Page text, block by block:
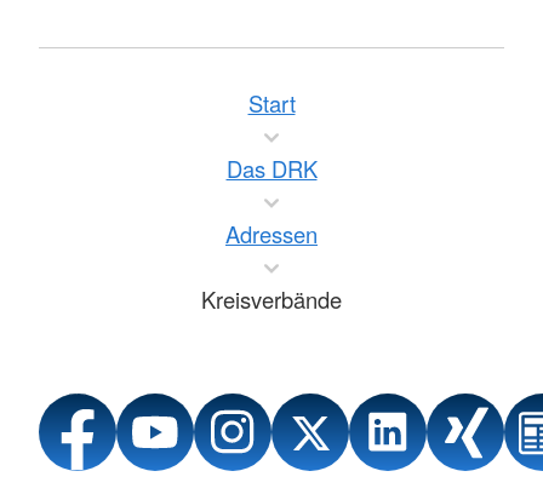
Start
Das DRK
Adressen
Kreisverbände